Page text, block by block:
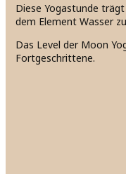
Diese Yogastunde
dem Element Wasser
Das Level der Moon
Fortgeschrittene.